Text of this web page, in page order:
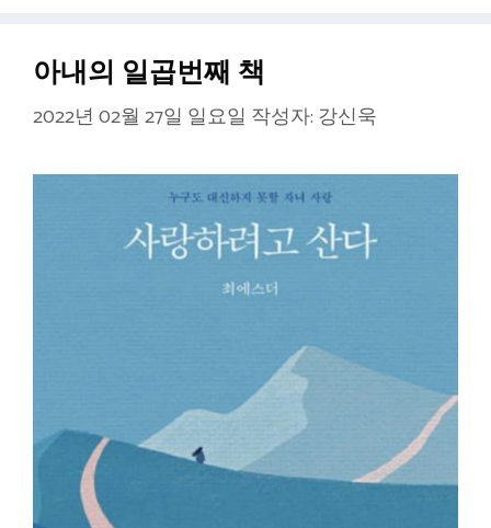
아내의 일곱번째 책
2022년 02월 27일 일요일 작성자: 강신욱